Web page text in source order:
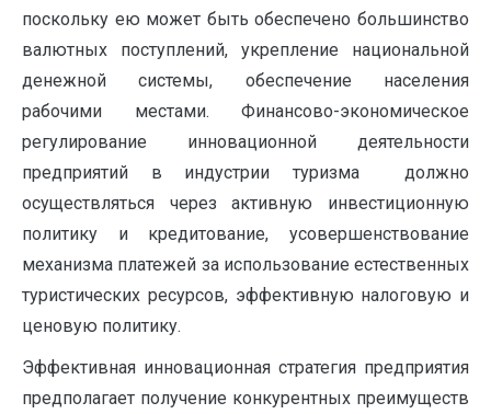
поскольку ею может быть обеспечено большинство
валютных поступлений, укрепление национальной
денежной системы, обеспечение населения
рабочими местами. Финансово-экономическое
регулирование инновационной деятельности
предприятий в индустрии туризма должно
осуществляться через активную инвестиционную
политику и кредитование, усовершенствование
механизма платежей за использование естественных
туристических ресурсов, эффективную налоговую и
ценовую политику.
Эффективная инновационная стратегия предприятия
предполагает получение конкурентных преимуществ